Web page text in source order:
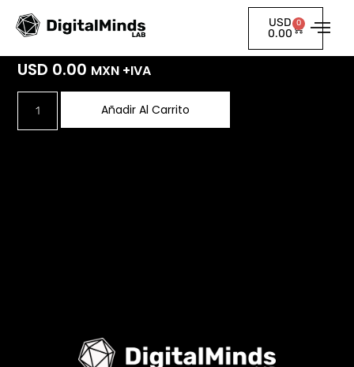
USD
0.00
0
Personalizado
USD 0.00 MXN +IVA
Añadir Al Carrito